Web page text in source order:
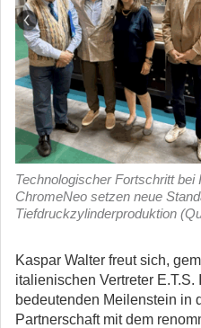
Technologischer Fortschritt
ChromeNeo setzen neue
Tiefdruckzylinderproduktion
Kaspar Walter freut sich,
italienischen Vertreter E.T.S.
bedeutenden Meilenstein in
Partnerschaft mit dem